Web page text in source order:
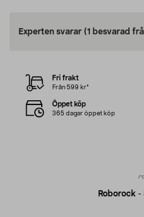
Experten svarar (1 besvarad
Roborock -
Fri frakt
Från 599 kr*
Öppet köp
365 dagar öppet köp